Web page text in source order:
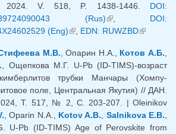
2024. V. 518, P. 1438-1446. DOI:
(Rus)(внешняя
ссылка)
, DOI:
(Eng)(внешняя ссылка)
EDN: RUWZBD(внешняя
М.В. , Опарин Н.А., Котов А.Б.
, Ощепкова М.Г. U-Pb (ID-TIMS)-возраст
трубки Манчары (Хомпу-
поле, Центральная Якутия) // ДАН.
Т. 517, № 2, С. 203-207. | Oleinikov
, Oparin N.A., Kotov A.B. Salnikova E.B.
U-Pb (ID-TIMS) Age of Perovskite from